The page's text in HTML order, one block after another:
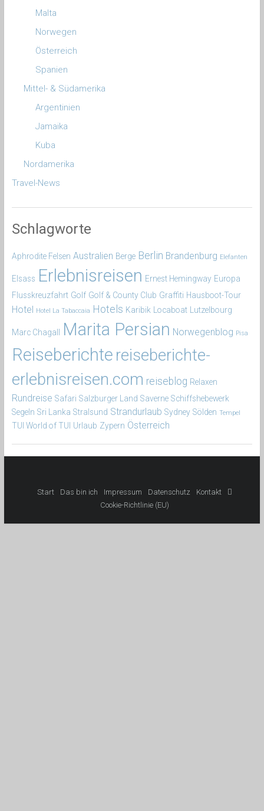
Malta
Norwegen
Österreich
Spanien
Mittel- & Südamerika
Argentinien
Jamaika
Kuba
Nordamerika
Travel-News
Schlagworte
Aphrodite Felsen Australien Berge Berlin Brandenburg Elefanten
Elsass Erlebnisreisen Ernest Hemingway Europa
Flusskreuzfahrt Golf Golf & County Club Graffiti Hausboot-Tour
Hotel Hotel La Tabaccaia Hotels Karibik Locaboat Lutzelbourg
Marc Chagall Marita Persian Norwegenblog Pisa
Reiseberichte reiseberichte-
erlebnisreisen.com reiseblog Relaxen
Rundreise Safari Salzburger Land Saverne Schiffshebewerk
Segeln Sri Lanka Stralsund Strandurlaub Sydney Sölden Tempel
TUI World of TUI Urlaub Zypern Österreich
Start Das bin ich Impressum Datenschutz Kontakt

Cookie-Richtlinie (EU)